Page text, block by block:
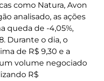
como Natura, Avon
analisado, as ações
queda de -4,05%,
Durante o dia, o
de R$ 9,30 e a
volume negociado
R$